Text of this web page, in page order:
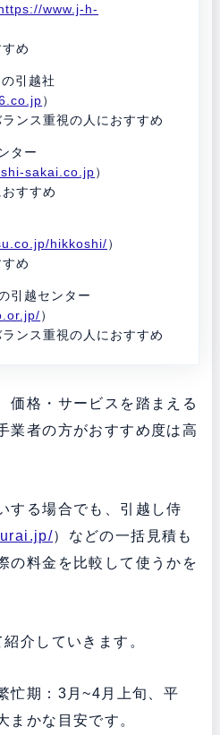
www.j-h-
め
引越社
）
ンス重視の人におすすめ
ター
sakai.co.jp）
すすめ
hikkoshi/）
め
引越センター
）
ンス重視の人におすすめ
価格・サービスを踏まえる
業者の方がおすすめ度は高
する場合でも、引越し侍
）などの一括見積も
の料金を比較して使うかを
介していきます。
忙期：3月~4月上旬、平
まかな目安です。